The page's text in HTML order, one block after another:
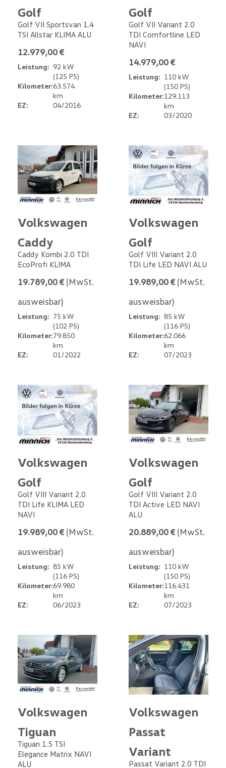
Golf
Golf VII Sportsvan 1.4
TSI Allstar KLIMA ALU
12.979,00 €
Leistung: 92 kW
(125 PS)
Kilometer:63.574
km
EZ:
04/2016
Golf
Golf VII Variant 2.0
TDI Comfortline LED
NAVI
14.979,00 €
Leistung: 110 kW
(150 PS)
Kilometer:129.113
km
EZ:
03/2020
Volkswagen
Caddy
Caddy Kombi 2.0 TDI
EcoProfi KLIMA
19.789,00 € (MwSt.
ausweisbar)
Leistung: 75 kW
(102 PS)
Kilometer:79.850
km
EZ:
01/2022
Volkswagen
Golf
Golf VIII Variant 2.0
TDI Life LED NAVI ALU
19.989,00 € (MwSt.
ausweisbar)
Leistung: 85 kW
(116 PS)
Kilometer:62.066
km
EZ:
07/2023
Volkswagen
Golf
Golf VIII Variant 2.0
TDI Life KLIMA LED
NAVI
19.989,00 € (MwSt.
ausweisbar)
Leistung: 85 kW
(116 PS)
Kilometer:69.980
km
EZ:
06/2023
Volkswagen
Golf
Golf VIII Variant 2.0
TDI Active LED NAVI
ALU
20.889,00 € (MwSt.
ausweisbar)
Leistung: 110 kW
(150 PS)
Kilometer:116.431
km
EZ:
07/2023
Volkswagen
Tiguan
Tiguan 1.5 TSI
Elegance Matrix NAVI
ALU
Volkswagen
Passat
Variant
Passat Variant 2.0 TDI